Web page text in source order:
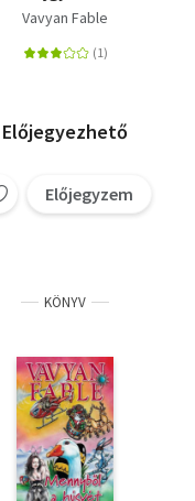
Vavyan Fable
Előjegyezhető
Előjegyzem
KÖNYV